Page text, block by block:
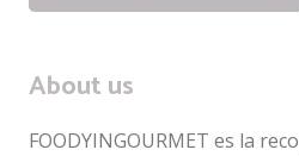
About us
FOODYINGOURMET es la